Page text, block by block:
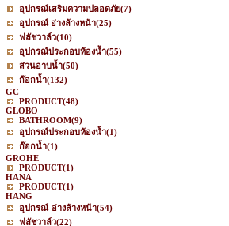
อุปกรณ์เสริมความปลอดภัย(7)
อุปกรณ์ อ่างล้างหน้า(25)
ฟลัชวาล์ว(10)
อุปกรณ์ประกอบห้องน้ำ(55)
ส่วนอาบน้ำ(50)
ก๊อกน้ำ(132)
GC
PRODUCT(48)
GLOBO
BATHROOM(9)
อุปกรณ์ประกอบห้องน้ำ(1)
ก๊อกน้ำ(1)
GROHE
PRODUCT(1)
HANA
PRODUCT(1)
HANG
อุปกรณ์-อ่างล้างหน้า(54)
ฟลัชวาล์ว(22)